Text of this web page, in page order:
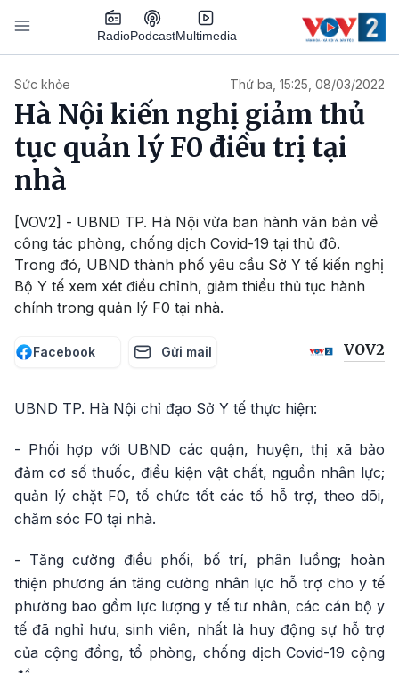
Nhảy đến nội dung
RadioPodcastMultimedia
Sức khỏe Thứ ba, 15:25, 08/03/2022
Hà Nội kiến nghị giảm thủ
tục quản lý F0 điều trị tại
nhà
[VOV2] - UBND TP. Hà Nội vừa ban hành văn bản về
công tác phòng, chống dịch Covid-19 tại thủ đô.
Trong đó, UBND thành phố yêu cầu Sở Y tế kiến nghị
Bộ Y tế xem xét điều chỉnh, giảm thiểu thủ tục hành
chính trong quản lý F0 tại nhà.
Facebook Gửi mail VOV2
UBND TP. Hà Nội chỉ đạo Sở Y tế thực hiện:
- Phối hợp với UBND các quận, huyện, thị xã bảo
đảm cơ số thuốc, điều kiện vật chất, nguồn nhân lực;
quản lý chặt F0, tổ chức tốt các tổ hỗ trợ, theo dõi,
chăm sóc F0 tại nhà.
- Tăng cường điều phối, bố trí, phân luồng; hoàn
thiện phương án tăng cường nhân lực hỗ trợ cho y tế
phường bao gồm lực lượng y tế tư nhân, các cán bộ y
tế đã nghỉ hưu, sinh viên, nhất là huy động sự hỗ trợ
của cộng đồng, tổ phòng, chống dịch Covid-19 cộng